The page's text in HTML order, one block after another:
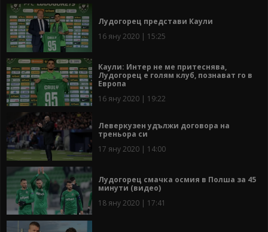
Лудогорец представи Каули
16 яну 2020 | 15:25
Каули: Интер не ме притеснява,
Лудогорец е голям клуб, познават го в
Европа
16 яну 2020 | 19:22
Леверкузен удължи договора на
треньора си
17 яну 2020 | 14:00
Лудогорец смачка осмия в Полша за 45
минути (видео)
18 яну 2020 | 17:41